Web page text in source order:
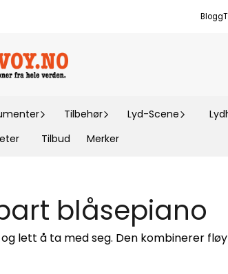
Blogg
Tilbehør Lyd-Scene
Tilbud Merker
blåsepiano
lett å ta med seg. Den kombinerer